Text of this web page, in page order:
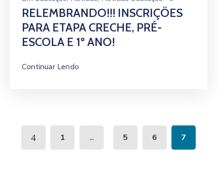
RELEMBRANDO!!! INSCRIÇÕES
PARA ETAPA CRECHE, PRÉ-
ESCOLA E 1º ANO!
Continuar Lendo
1 ... 5 6 7